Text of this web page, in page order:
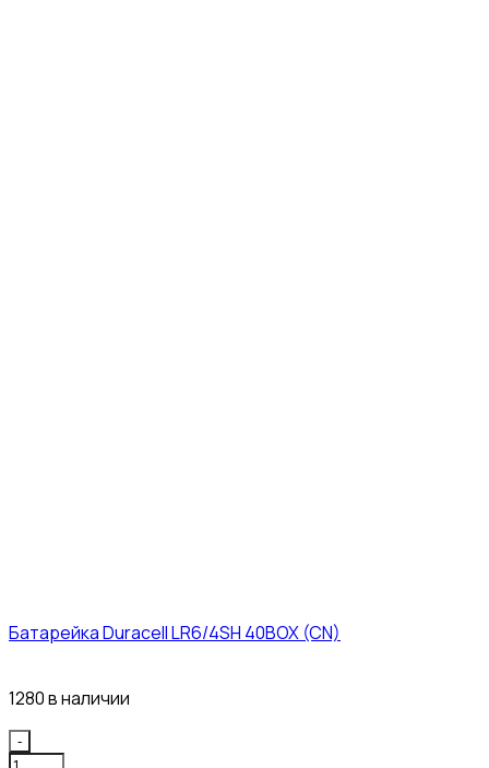
Батарейка Duracell LR6/4SH 40BOX (CN)
1280 в наличии
Quantity
-